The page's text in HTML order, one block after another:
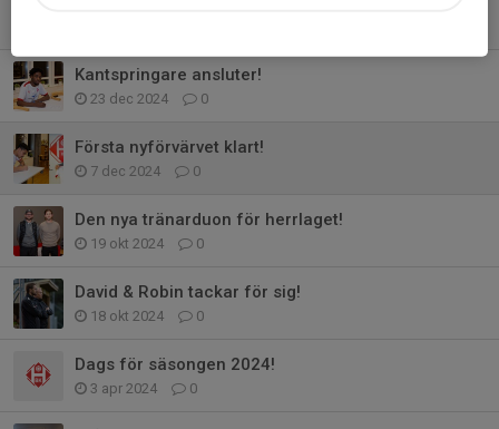
Kantspringare ansluter!
23 dec 2024 0
Första nyförvärvet klart!
7 dec 2024 0
Den nya tränarduon för herrlaget!
19 okt 2024 0
David & Robin tackar för sig!
18 okt 2024 0
Dags för säsongen 2024!
3 apr 2024 0